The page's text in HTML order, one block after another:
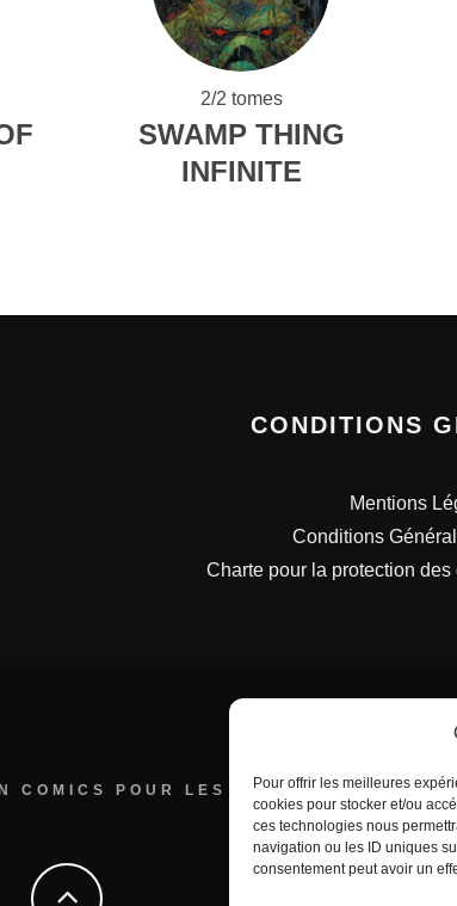
Pour offrir les meilleures
cookies pour stocker et/ou
ces technologies nous
navigation ou les ID uniques
consentement peut avoir un
2/2 tomes
SWAMP THING
INFINITE
CONDITIONS
Mentions
Conditions
Charte pour la protection
COMICS POUR LES ÉDITIONS